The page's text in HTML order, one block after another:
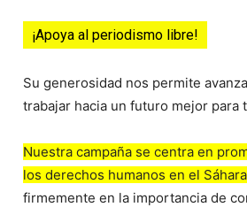
¡Apoya al periodismo libre!
Su generosidad nos permite
trabajar hacia un futuro mejor para
Nuestra campaña se centra en
los derechos humanos en el
firmemente en la importancia de